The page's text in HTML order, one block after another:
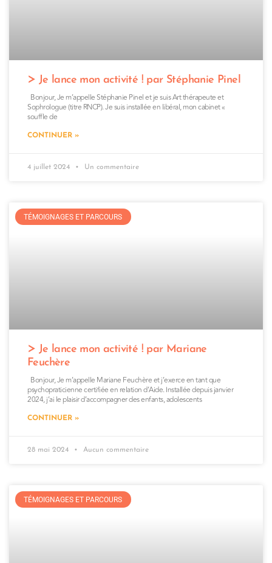
Je lance mon activité ! par Stéphanie Pinel
Bonjour, Je m’appelle Stéphanie Pinel et je suis Art thérapeute et
Sophrologue (titre RNCP). Je suis installée en libéral, mon cabinet «
souffle de
CONTINUER »
4 juillet 2024 Un commentaire
TÉMOIGNAGES ET PARCOURS
Je lance mon activité ! par Mariane
Feuchère
Bonjour, Je m’appelle Mariane Feuchère et j’exerce en tant que
psychopraticienne certifiée en relation d’Aide. Installée depuis janvier
2024, j’ai le plaisir d’accompagner des enfants, adolescents
CONTINUER »
28 mai 2024 Aucun commentaire
TÉMOIGNAGES ET PARCOURS